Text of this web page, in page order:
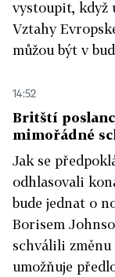
vystoupit, když
Vztahy
můžou být v
14:52
Britští
mimořádné
Jak se
odhlasovali
bude jednat o
Borisem
schválili
umožňuje